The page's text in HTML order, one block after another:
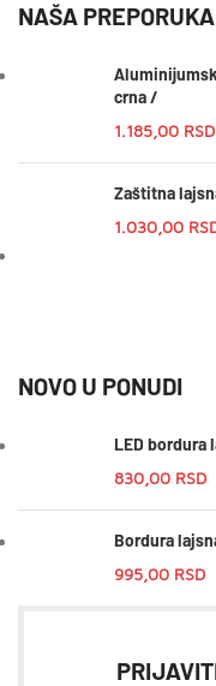
NAŠA PREPORUKA
crna /
1.185,00 RSD
Zaštitna
1.030,00
NOVO U PONUDI
LED bordura
830,00 RSD
Bordura
995,00 RSD